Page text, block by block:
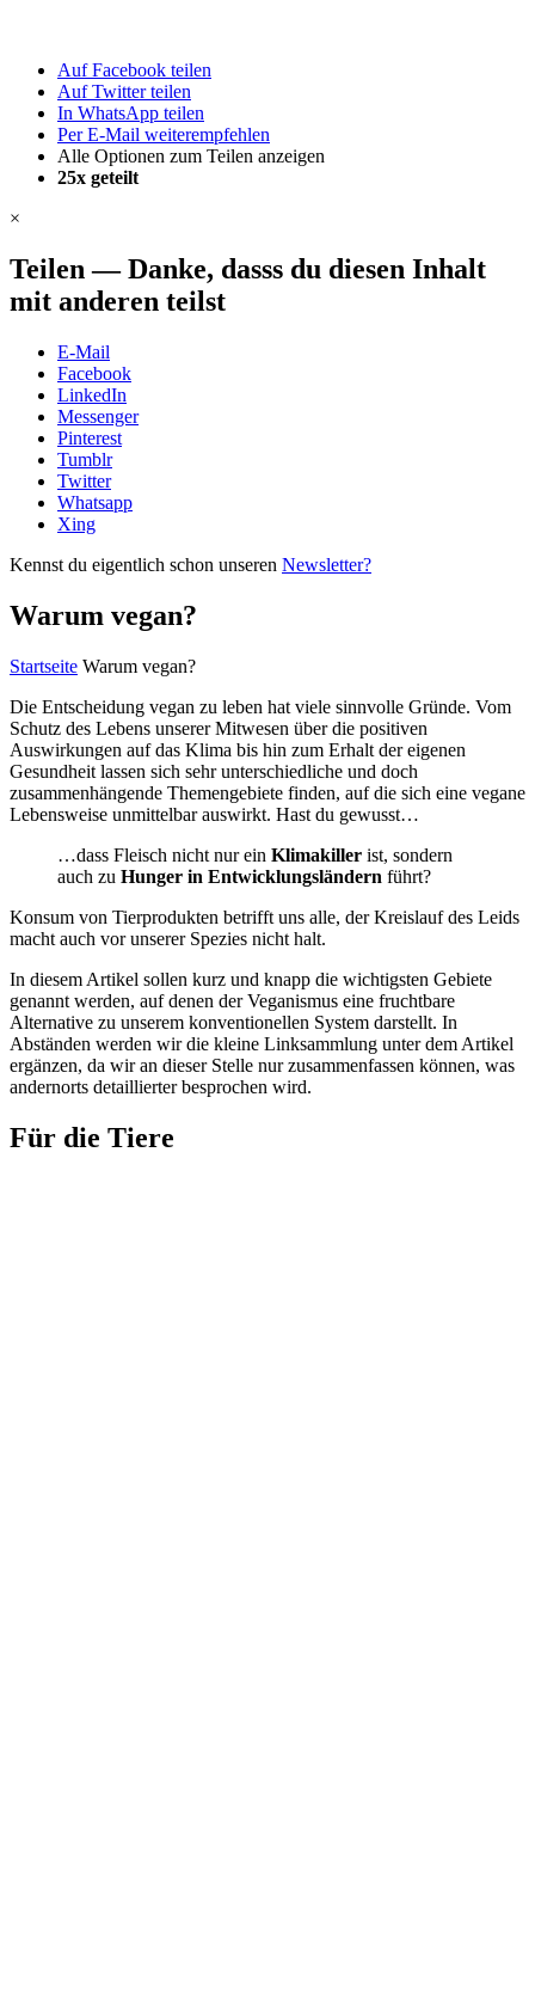
Auf Facebook teilen
Auf Twitter teilen
In WhatsApp teilen
Per E-Mail weiterempfehlen
Alle Optionen zum Teilen anzeigen
25x geteilt
×
Teilen —Danke, dasss du diesen Inhalt
mit anderen teilst
E-Mail
Facebook
LinkedIn
Messenger
Pinterest
Tumblr
Twitter
Whatsapp
Xing
Kennst du eigentlich schon unseren Newsletter?
Warum vegan?
Startseite Warum vegan?
Die Entscheidung vegan zu leben hat viele sinnvolle Gründe. Vom
Schutz des Lebens unserer Mitwesen über die positiven
Auswirkungen auf das Klima bis hin zum Erhalt der eigenen
Gesundheit lassen sich sehr unterschiedliche und doch
zusammenhängende Themengebiete finden, auf die sich eine vegane
Lebensweise unmittelbar auswirkt. Hast du gewusst…
…dass Fleisch nicht nur ein Klimakiller ist, sondern
auch zu Hunger in Entwicklungsländern führt?
Konsum von Tierprodukten betrifft uns alle, der Kreislauf des Leids
macht auch vor unserer Spezies nicht halt.
In diesem Artikel sollen kurz und knapp die wichtigsten Gebiete
genannt werden, auf denen der Veganismus eine fruchtbare
Alternative zu unserem konventionellen System darstellt. In
Abständen werden wir die kleine Linksammlung unter dem Artikel
ergänzen, da wir an dieser Stelle nur zusammenfassen können, was
andernorts detaillierter besprochen wird.
Für die Tiere